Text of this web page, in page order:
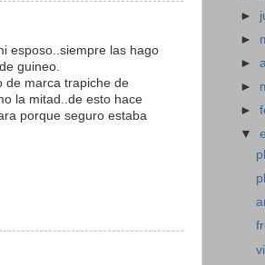
esposo..siempre las hago
guineo.
de marca trapiche de
la mitad..de esto hace
porque seguro estaba
►
►
►
►
►
▼